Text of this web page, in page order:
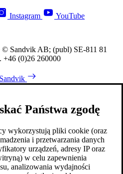
Instagram YouTube
Sandvik AB; (publ) SE-811 81
+46 (0)26 260000
Państwa zgodę
wykorzystują pliki cookie (oraz
i przetwarzania danych
urządzeń, adresy IP oraz
w celu zapewnienia
analizowania wydajności